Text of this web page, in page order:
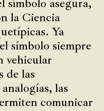
símbolo asegura,
la Ciencia
Ya
símbolo siempre
vehicular
de las
las
comunicar